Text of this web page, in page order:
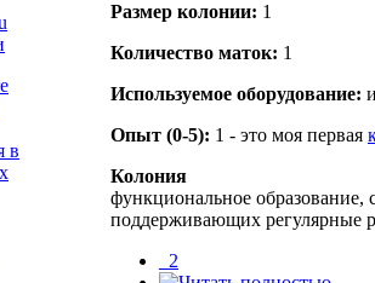
Размер кoлонии: 1
Количество маток: 1
Используемое оборудование:
Опыт (0-5): 1 - это моя первая
Колония
функциональное образование,
поддерживающих регулярные
_2
в